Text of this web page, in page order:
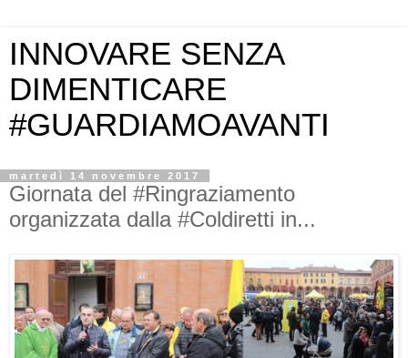
INNOVARE SENZA
DIMENTICARE
#GUARDIAMOAVANTI
martedì 14 novembre 2017
Giornata del #Ringraziamento
organizzata dalla #Coldiretti in...